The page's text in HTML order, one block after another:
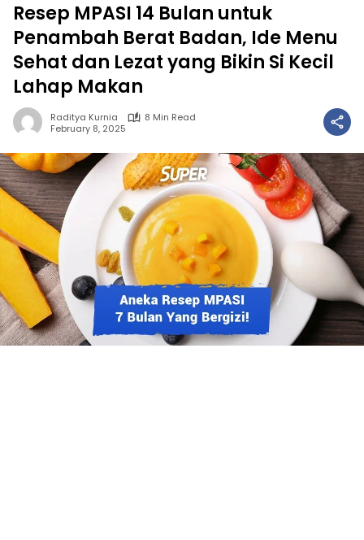
Resep MPASI 14 Bulan untuk
Penambah Berat Badan, Ide Menu
Sehat dan Lezat yang Bikin Si Kecil
Lahap Makan
Raditya Kurnia
8 Min Read
February 8, 2025